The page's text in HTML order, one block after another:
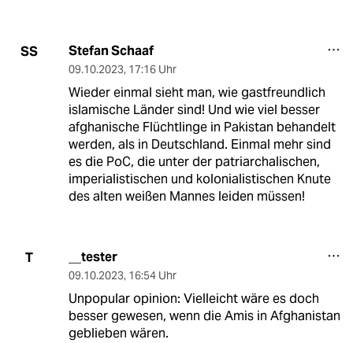
SS Stefan Schaaf
09.10.2023, 17:16 Uhr
Wieder einmal sieht man, wie gastfreundlich
islamische Länder sind! Und wie viel besser
afghanische Flüchtlinge in Pakistan behandelt
werden, als in Deutschland. Einmal mehr sind
es die PoC, die unter der patriarchalischen,
imperialistischen und kolonialistischen Knute
des alten weißen Mannes leiden müssen!
T __tester
09.10.2023, 16:54 Uhr
Unpopular opinion: Vielleicht wäre es doch
besser gewesen, wenn die Amis in Afghanistan
geblieben wären.